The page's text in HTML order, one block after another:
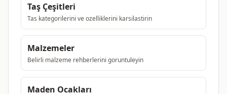
Taş Çeşitleri
Tas kategorilerini ve ozelliklerini karsilastirin
Malzemeler
Belirli malzeme rehberlerini goruntuleyin
Maden Ocakları